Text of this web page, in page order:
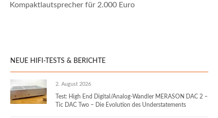
Kompaktlautsprecher für 2.000 Euro
NEUE HIFI-TESTS & BERICHTE
2. August 2026
Test: High End Digital/Analog-Wandler MERASON DAC 2 –
Tic DAC Two – Die Evolution des Understatements